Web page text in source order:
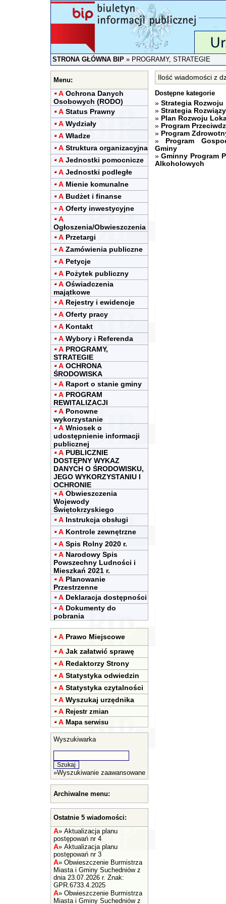
STRONA GŁÓWNA BIP»PROGRAMY, STRATEGIE
Menu:
A Ochrona Danych
Osobowych (RODO)
A Status Prawny
A Wydziały
A Władze
A Struktura organizacyjna
A Jednostki pomocnicze
A Jednostki podległe
A Mienie komunalne
A Budżet i finanse
A Oferty inwestycyjne
A
Ogłoszenia/Obwieszczenia
A Przetargi
A Zamówienia publiczne
A Petycje
A Pożytek publiczny
A Oświadczenia
majątkowe
A Rejestry i ewidencje
A Oferty pracy
A Kontakt
A Wybory i Referenda
A PROGRAMY,
STRATEGIE
A OCHRONA
ŚRODOWISKA
A Raport o stanie gminy
A PROGRAM
REWITALIZACJI
A Ponowne
wykorzystanie
A Wniosek o
udostępnienie informacji
publicznej
A PUBLICZNIE
DOSTĘPNY WYKAZ
DANYCH O ŚRODOWISKU,
JEGO WYKORZYSTANIU I
OCHRONIE
A Obwieszczenia
Wojewody
Świętokrzyskiego
A Instrukcja obsługi
A Kontrole zewnętrzne
A Spis Rolny 2020 r.
A Narodowy Spis
Powszechny Ludności i
Mieszkań 2021 r.
A Planowanie
Przestrzenne
A Deklaracja dostępności
A Dokumenty do
pobrania
A Prawo Miejscowe
A Jak załatwić sprawę
A Redaktorzy Strony
A Statystyka odwiedzin
A Statystyka czytalności
A Wyszukaj urzędnika
A Rejestr zmian
A Mapa serwisu
Wyszukiwarka
»Wyszukiwanie zaawansowane
Archiwalne menu:
Ostatnie 5 wiadomości:
A» Aktualizacja planu
postępowań nr 4
A» Aktualizacja planu
postępowań nr 3
A» Obwieszczenie Burmistrza
Miasta i Gminy Suchedniów z
dnia 23.07.2026 r. Znak:
GPR.6733.4.2025
A» Obwieszczenie Burmistrza
Miasta i Gminy Suchedniów z
Ilość wiadomości z
Dostępne kategorie
» Strategia Rozwoju
» Strategia
» Plan Rozwoju
» Program
» Program
»
Program
Gminy
»Gminny Program
Alkoholowych